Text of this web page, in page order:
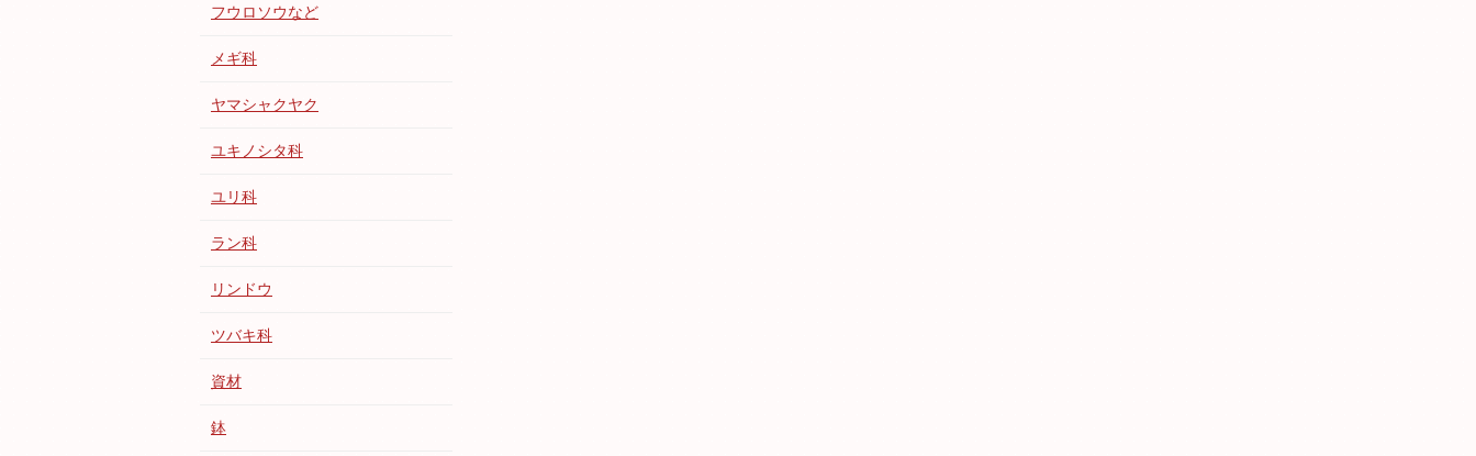
フウロソウなど
メギ科
ヤマシャクヤク
ユキノシタ科
ユリ科
ラン科
リンドウ
ツバキ科
資材
鉢